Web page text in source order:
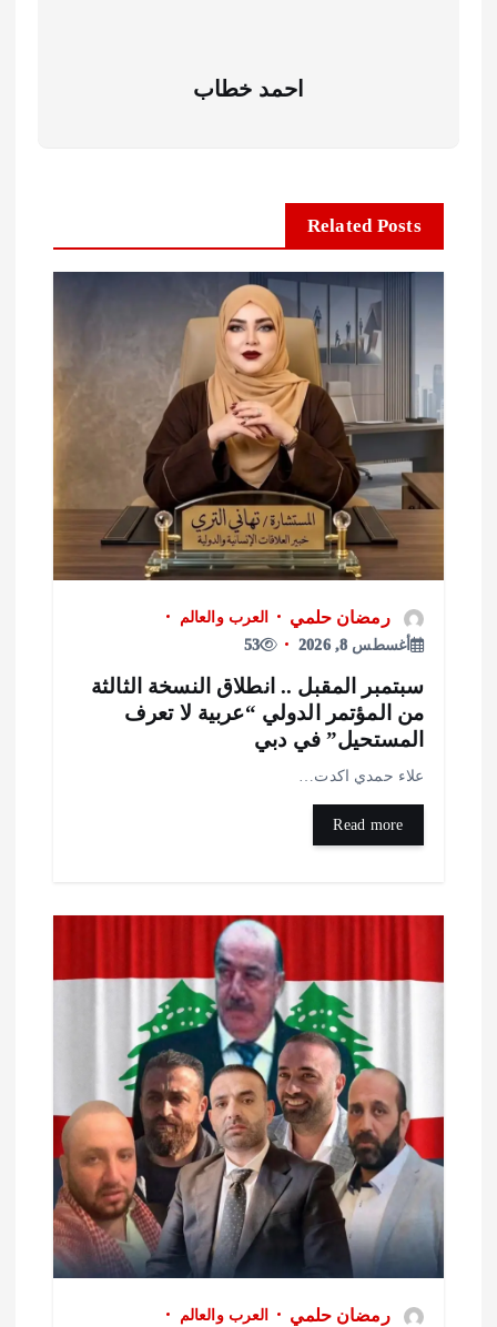
احمد خطاب
Related Posts
رمضان حلمي
العرب والعالم
أغسطس 8, 2026
53
المقبل .. انطلاق النسخة الثالثة
المؤتمر الدولي “عربية لا تعرف
في دبي
حمدي اكدت…
رمضان حلمي العرب والعالم